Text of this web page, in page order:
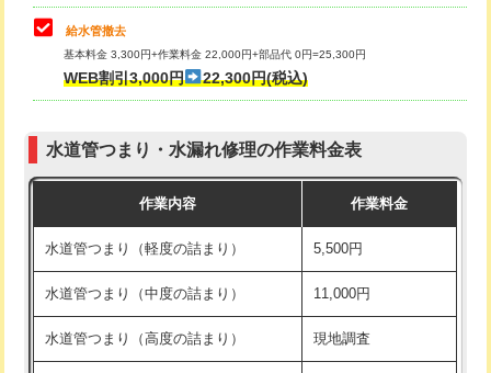
マス交換（深さ50㎝以上）
コンクリート斫り（厚さ10㎝まで）
モルタル補修（厚さ10㎝超え） 38,500円
洗面台設置 38,500円
化粧台設置 22,000円
追加人工 16,500円
その他部品の脱着
交換・取付（タンク）
式）)
式・ワンホール）)
交換・取付(排水栓・排水トラップ
22,000円+材料費
給水管撤去
基本料金 3,300円+作業料金 22,000円+部品代 0円=25,300円
WEB割引3,000円 22,300円(税込)
水道管つまり・水漏れ修理の作業料金表
作業内容 作業料金
水道管つまり（軽度の詰まり） 5,500円
水道管つまり（中度の詰まり） 11,000円
水道管つまり（高度の詰まり） 現地調査